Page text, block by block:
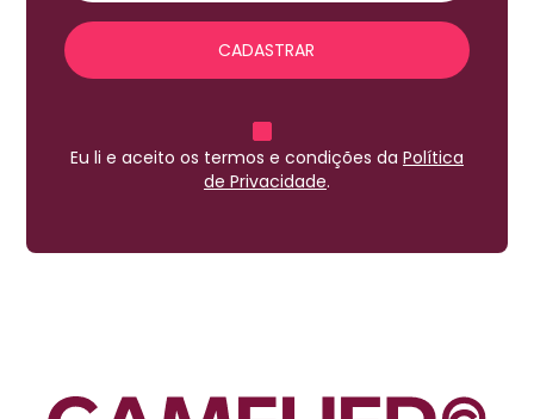
CADASTRAR
Eu li e aceito os termos e condições da Política
de Privacidade.